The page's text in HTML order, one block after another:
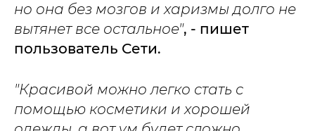
но она без мозгов и харизмы долго не
вытянет все остальное", - пишет
пользователь Сети.
"Красивой можно легко стать с
помощью косметики и хорошей